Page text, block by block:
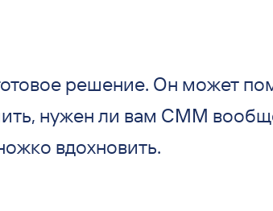
решение. Он может
нужен ли вам СММ
вдохновить.